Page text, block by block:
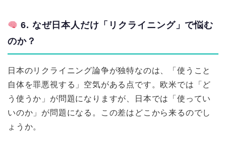
6. なぜ日本人だけ「リクライニング」で悩む
のか？
日本のリクライニング論争が独特なのは、「使うこと
自体を罪悪視する」空気がある点です。欧米では「ど
う使うか」が問題になりますが、日本では「使ってい
いのか」が問題になる。この差はどこから来るのでし
ょうか。